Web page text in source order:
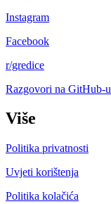
Instagram
Facebook
r/gredice
Razgovori na GitHub-u
Više
Politika privatnosti
Uvjeti korištenja
Politika kolačića